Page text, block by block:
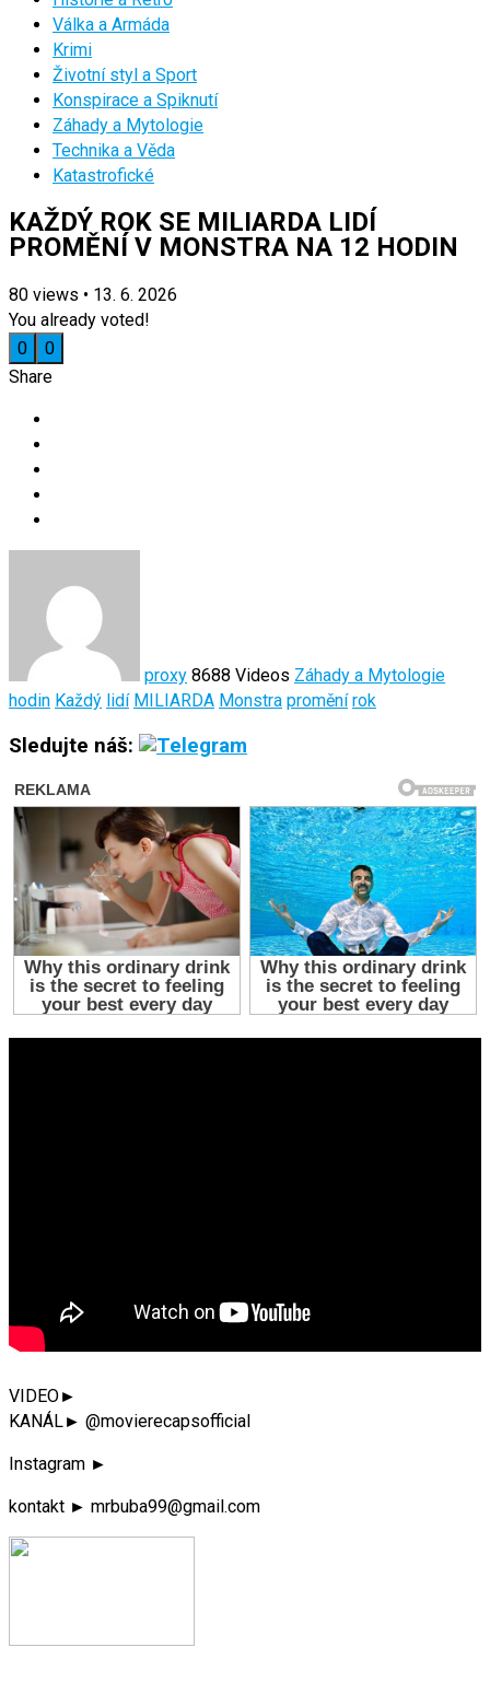
Válka a Armáda
Krimi
Životní styl a Sport
Konspirace a Spiknutí
Záhady a Mytologie
Technika a Věda
Katastrofické
KAŽDÝ ROK SE MILIARDA LIDÍ
PROMĚNÍ V MONSTRA NA 12 HODIN
80 views • 13. 6. 2026
You already voted!
0
0
Share
proxy 8688 Videos Záhady a Mytologie
hodin Každý lidí MILIARDA Monstra promění rok
Sledujte náš:
VIDEO►
KANÁL► @movierecapsofficial
Instagram ►
kontakt ► mrbuba99@gmail.com